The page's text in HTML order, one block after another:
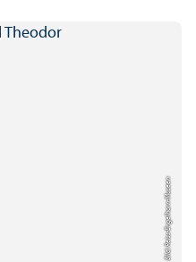
Bild: Reiss-Engelhorn-Museen